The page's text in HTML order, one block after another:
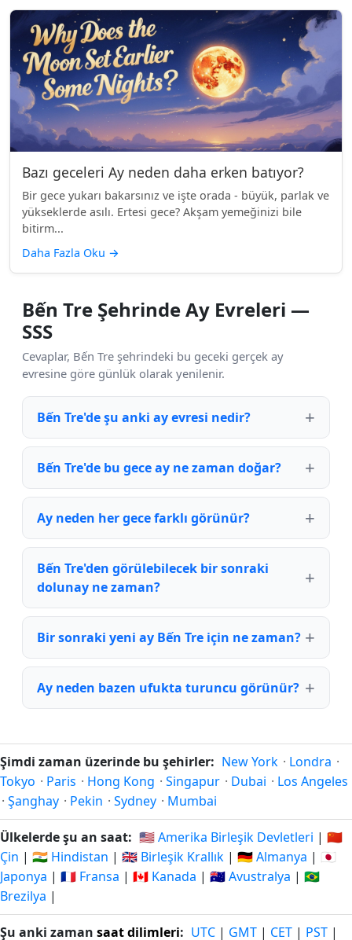
Bazı geceleri Ay neden daha erken batıyor?
Bir gece yukarı bakarsınız ve işte orada - büyük, parlak ve
yükseklerde asılı. Ertesi gece? Akşam yemeğinizi bile
bitirm...
Daha Fazla Oku →
Bến Tre Şehrinde Ay Evreleri —
SSS
Cevaplar, Bến Tre şehrindeki bu geceki gerçek ay
evresine göre günlük olarak yenilenir.
Bến Tre'de şu anki ay evresi nedir?
Bến Tre'de bu gece ay ne zaman doğar?
Ay neden her gece farklı görünür?
Bến Tre'den görülebilecek bir sonraki
dolunay ne zaman?
Bir sonraki yeni ay Bến Tre için ne zaman?
Ay neden bazen ufukta turuncu görünür?
Şimdi zaman üzerinde bu şehirler: New York · Londra ·
Tokyo · Paris · Hong Kong · Singapur · Dubai · Los Angeles
· Şanghay · Pekin · Sydney · Mumbai
Ülkelerde şu an saat: 🇺🇸 Amerika Birleşik Devletleri | 🇨🇳
Çin | 🇮🇳 Hindistan | 🇬🇧 Birleşik Krallık | 🇩🇪 Almanya | 🇯🇵
Japonya | 🇫🇷 Fransa | 🇨🇦 Kanada | 🇦🇺 Avustralya | 🇧🇷
Brezilya |
Şu anki zaman saat dilimleri: UTC | GMT | CET | PST |